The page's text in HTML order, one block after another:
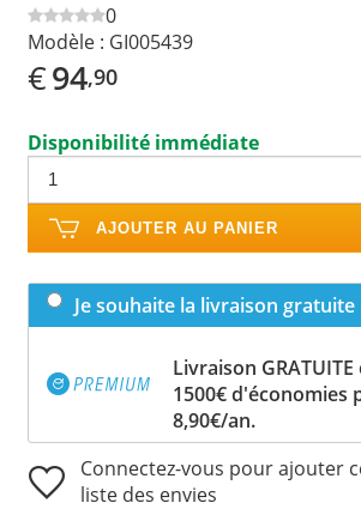
0
Modèle : GI005439
€94,90
Disponibilité immédiate
AJOUTER AU PANIER
Je souhaite la livraison
Livraison
1500€ d'économies
8,90€/an.
Connectez-vous pour ajouter
liste des envies